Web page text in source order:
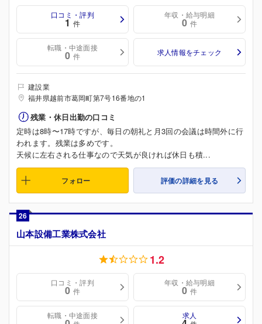
口コミ・評判
1 件
年収・給与明細
0 件
転職・中途面接
0 件 求人情報をチェック
建設業
福井県越前市葛岡町第7号16番地の1
残業・休日出勤の口コミ
定時は8時〜17時ですが、毎日の朝礼と月3回の会議は時間外に行
われます。残業は多めです。
天候に左右される仕事なので天気が良ければ休日も積...
フォロー 評価の詳細を見る
26
山本設備工業株式会社
1.2
口コミ・評判
0 件
年収・給与明細
0 件
転職・中途面接 求人